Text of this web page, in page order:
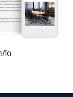
กัด